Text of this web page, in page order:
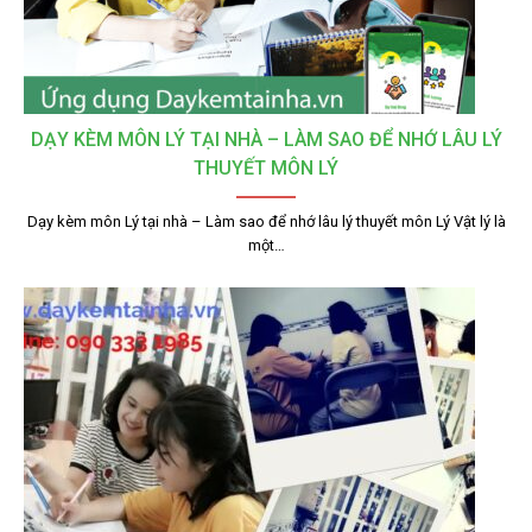
DẠY KÈM MÔN LÝ TẠI NHÀ – LÀM SAO ĐỂ NHỚ LÂU LÝ
THUYẾT MÔN LÝ
Dạy kèm môn Lý tại nhà – Làm sao để nhớ lâu lý thuyết môn Lý Vật lý là
một…